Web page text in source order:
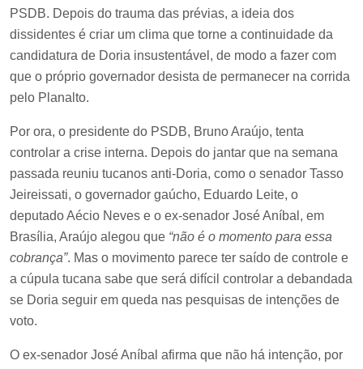
PSDB. Depois do trauma das prévias, a ideia dos
dissidentes é criar um clima que torne a continuidade da
candidatura de Doria insustentável, de modo a fazer com
que o próprio governador desista de permanecer na corrida
pelo Planalto.
Por ora, o presidente do PSDB, Bruno Araújo, tenta
controlar a crise interna. Depois do jantar que na semana
passada reuniu tucanos anti-Doria, como o senador Tasso
Jeireissati, o governador gaúcho, Eduardo Leite, o
deputado Aécio Neves e o ex-senador José Aníbal, em
Brasília, Araújo alegou que “não é o momento para essa
cobrança”. Mas o movimento parece ter saído de controle e
a cúpula tucana sabe que será difícil controlar a debandada
se Doria seguir em queda nas pesquisas de intenções de
voto.
O ex-senador José Aníbal afirma que não há intenção, por